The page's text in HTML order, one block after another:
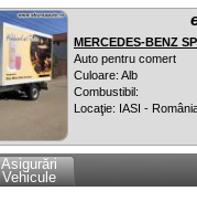
MERCEDES-BENZ
Auto pentru comert
Culoare: Alb
Combustibil:
Locaţie: IASI -
Asigurări
Vehicule